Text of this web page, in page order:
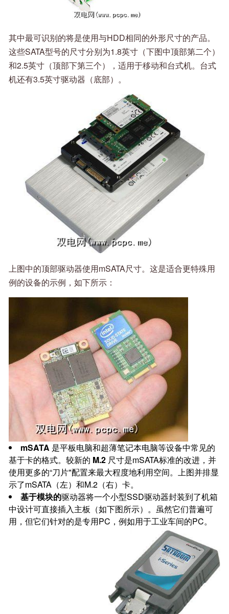
其中最可识别的将是使用与HDD相同的外形尺寸的产品。
这些SATA型号的尺寸分别为1.8英寸（下图中顶部第二个）
和2.5英寸（顶部下第三个），适用于移动和台式机。台式
机还有3.5英寸驱动器（底部）。
上图中的顶部驱动器使用mSATA尺寸。这是适合更特殊用
例的设备的示例，如下所示：
mSATA 是平板电脑和超薄笔记本电脑等设备中常见的
基于卡的格式。较新的 M.2 尺寸是mSATA标准的改进，并
使用更多的“刀片"配置来最大程度地利用空间。上图并排显
示了mSATA（左）和M.2（右）卡。
基于模块的驱动器将一个小型SSD驱动器封装到了机箱
中设计可直接插入主板（如下图所示）。虽然它们普遍可
用，但它们针对的是专用PC，例如用于工业车间的PC。